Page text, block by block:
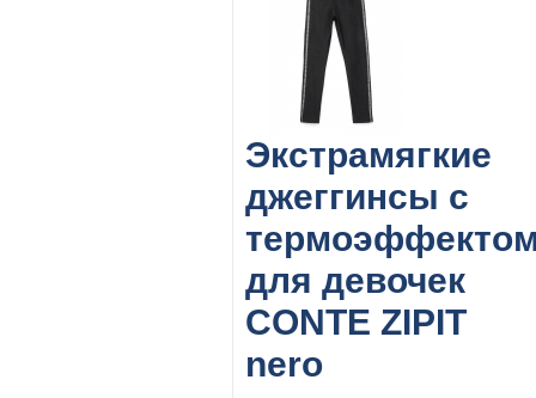
Экстрамягкие
джеггинсы с
для девочек
CONTE ZIPIT
nero